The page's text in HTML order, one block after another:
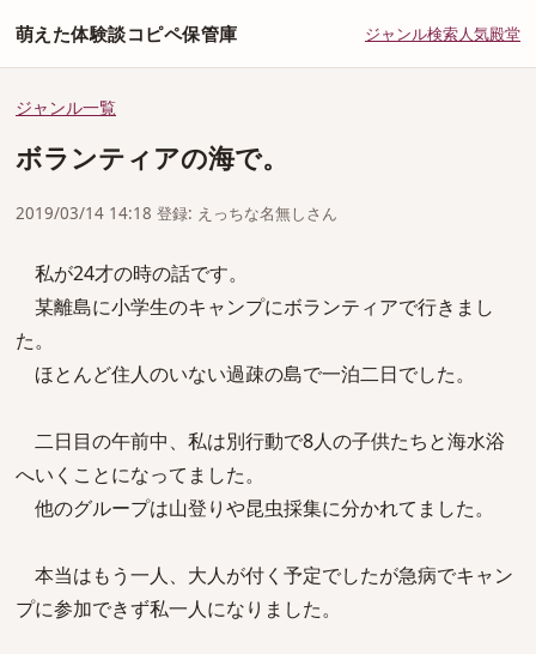
萌えた体験談コピペ保管庫 ジャンル検索人気殿堂
ジャンル一覧
ボランティアの海で。
2019/03/14 14:18 登録: えっちな名無しさん
私が24才の時の話です。
某離島に小学生のキャンプにボランティアで行きまし
た。
ほとんど住人のいない過疎の島で一泊二日でした。
二日目の午前中、私は別行動で8人の子供たちと海水浴
へいくことになってました。
他のグループは山登りや昆虫採集に分かれてました。
本当はもう一人、大人が付く予定でしたが急病でキャン
プに参加できず私一人になりました。